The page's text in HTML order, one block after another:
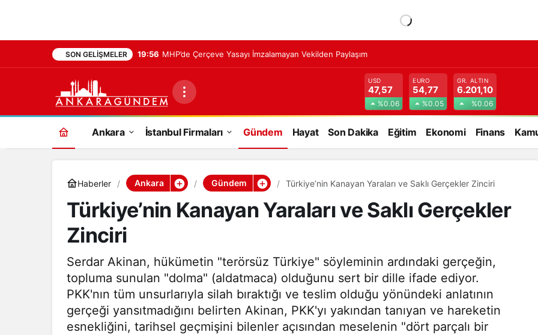
SON GELIŞMELER 19:56 MHP’de Çerçeve Yasayı İmzalamayan Vekilden Paylaşım
USD
47,57
%0.06
EURO
54,77
%0.05
GR. ALTIN
6.201,10
%0.06
Ankara İstanbul Firmaları Gündem Hayat Son Dakika Eğitim Ekonomi Finans
Haberler Ankara Gündem Türkiye’nin Kanayan Yaraları ve Saklı Gerçekler Zinciri
Türkiye’nin Kanayan Yaraları ve Saklı Gerçekler
Zinciri
Serdar Akinan, hükümetin "terörsüz Türkiye" söyleminin ardındaki gerçeğin,
topluma sunulan "dolma" (aldatmaca) olduğunu sert bir dille ifade ediyor.
PKK'nın tüm unsurlarıyla silah bıraktığı ve teslim olduğu yönündeki anlatının
gerçeği yansıtmadığını belirten Akinan, PKK'yı yakından tanıyan ve hareketin
esnekliğini, tarihsel geçmişini bilenler açısından meselenin "dört parçalı bir